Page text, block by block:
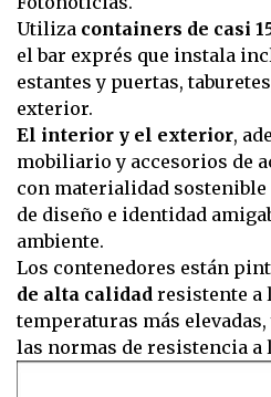
Utiliza containers de casi
el bar exprés que instala
estantes y puertas,
exterior.
El interior y el exterior,
mobiliario y accesorios de
con materialidad
de diseño e identidad
ambiente.
Los contenedores están
de alta calidad resistente a
temperaturas más
las normas de resistencia a